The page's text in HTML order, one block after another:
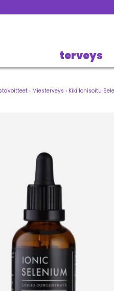
terveys
› Miesterveys › Kiki Ionisoitu
Seuraava